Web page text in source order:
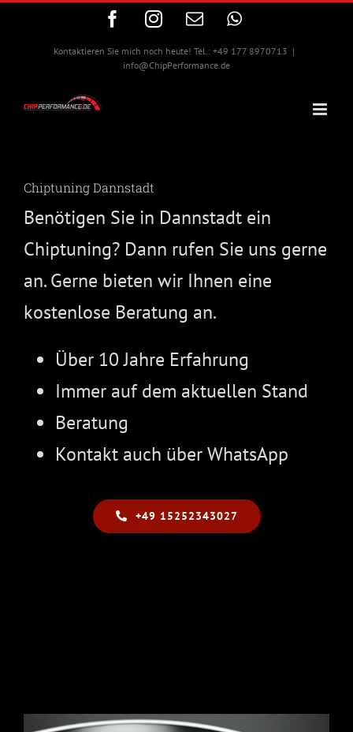
FacebookInstagram
E-
WhatsApp
Kontaktieren Sie mich noch heute! Tel.: +49 177 8970713 |
info@ChipPerformance.de
Chiptuning Dannstadt
Benötigen Sie in Dannstadt ein
Chiptuning? Dann rufen Sie uns gerne
an. Gerne bieten wir Ihnen eine
kostenlose Beratung an.
Über 10 Jahre Erfahrung
Immer auf dem aktuellen Stand
Beratung
Kontakt auch über WhatsApp
+49 15252343027